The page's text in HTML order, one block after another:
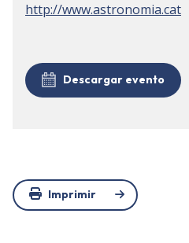
http://www.astronomia.cat
Descargar evento
Imprimir